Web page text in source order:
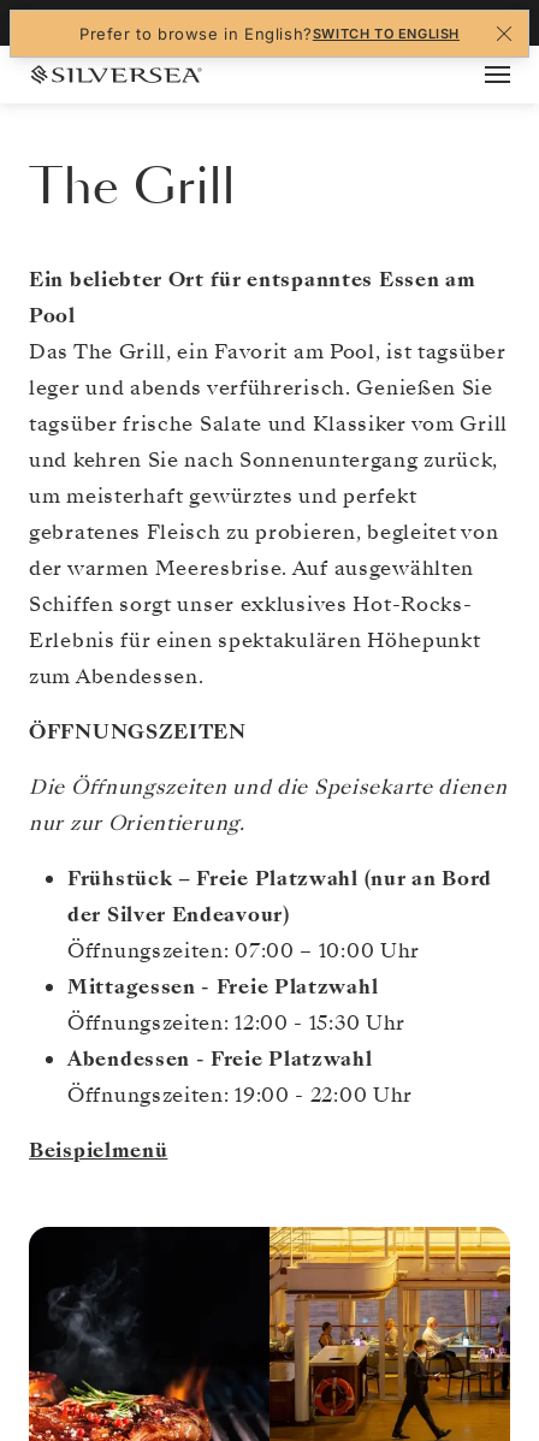
Prefer to browse in English?SWITCH TO ENGLISH
The Grill
Ein beliebter Ort für entspanntes Essen am
Pool
Das The Grill, ein Favorit am Pool, ist tagsüber
leger und abends verführerisch. Genießen Sie
tagsüber frische Salate und Klassiker vom Grill
und kehren Sie nach Sonnenuntergang zurück,
um meisterhaft gewürztes und perfekt
gebratenes Fleisch zu probieren, begleitet von
der warmen Meeresbrise. Auf ausgewählten
Schiffen sorgt unser exklusives Hot-Rocks-
Erlebnis für einen spektakulären Höhepunkt
zum Abendessen.
ÖFFNUNGSZEITEN
Die Öffnungszeiten und die Speisekarte dienen
nur zur Orientierung.
Frühstück – Freie Platzwahl (nur an Bord
der Silver Endeavour)
Öffnungszeiten: 07:00 – 10:00 Uhr
Mittagessen - Freie Platzwahl
Öffnungszeiten: 12:00 - 15:30 Uhr
Abendessen - Freie Platzwahl
Öffnungszeiten: 19:00 - 22:00 Uhr
Beispielmenü